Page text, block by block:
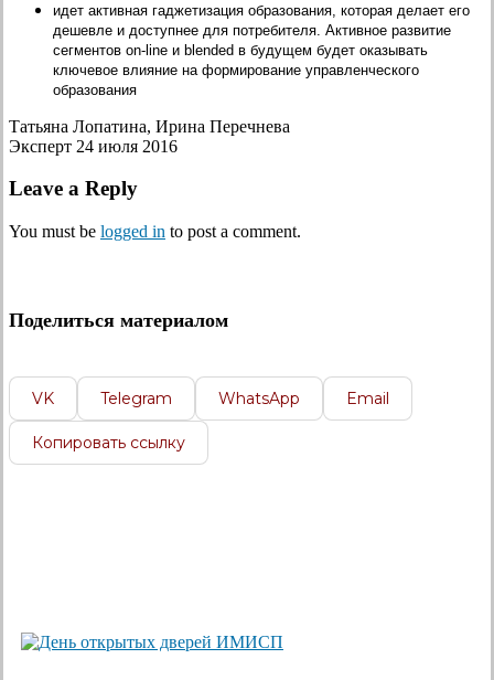
идет активная гаджетизация образования, которая делает его
дешевле и доступнее для потребителя. Активное развитие
сегментов on-line и blended в будущем будет оказывать
ключевое влияние на формирование управленческого
образования
Татьяна Лопатина, Ирина Перечнева
Эксперт 24 июля 2016
Leave a Reply
You must be logged in to post a comment.
Поделиться материалом
VK Telegram WhatsApp Email
Копировать ссылку